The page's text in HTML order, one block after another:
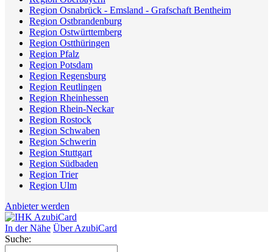
Region Osnabrück - Emsland - Grafschaft Bentheim
Region Ostbrandenburg
Region Ostwürttemberg
Region Ostthüringen
Region Pfalz
Region Potsdam
Region Regensburg
Region Reutlingen
Region Rheinhessen
Region Rhein-Neckar
Region Rostock
Region Schwaben
Region Schwerin
Region Stuttgart
Region Südbaden
Region Trier
Region Ulm
Anbieter werden
In der Nähe Über AzubiCard
Suche: